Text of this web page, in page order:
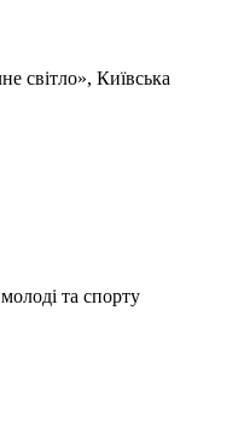
світло», Київська
та спорту